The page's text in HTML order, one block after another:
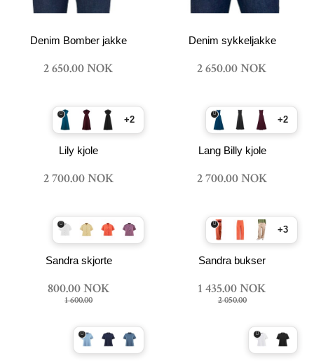
Denim Bomber jakke
2 650.00 NOK
Denim sykkeljakke
2 650.00 NOK
+2
Lily kjole
2 700.00 NOK
+2
Lang Billy kjole
2 700.00 NOK
Sandra skjorte
800.00 NOK
1 600.00
+3
Sandra bukser
1 435.00 NOK
2 050.00